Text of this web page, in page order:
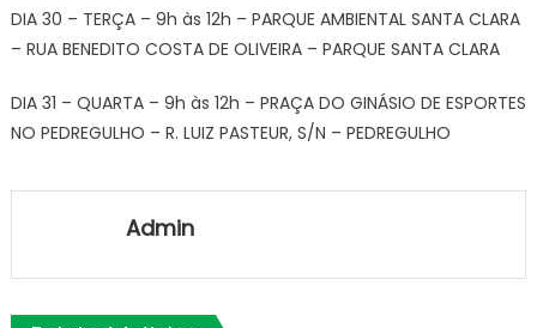
DIA 30 – TERÇA – 9h às 12h – PARQUE AMBIENTAL SANTA CLARA
– RUA BENEDITO COSTA DE OLIVEIRA – PARQUE SANTA CLARA
DIA 31 – QUARTA – 9h às 12h – PRAÇA DO GINÁSIO DE ESPORTES
NO PEDREGULHO – R. LUIZ PASTEUR, S/N – PEDREGULHO
Admin